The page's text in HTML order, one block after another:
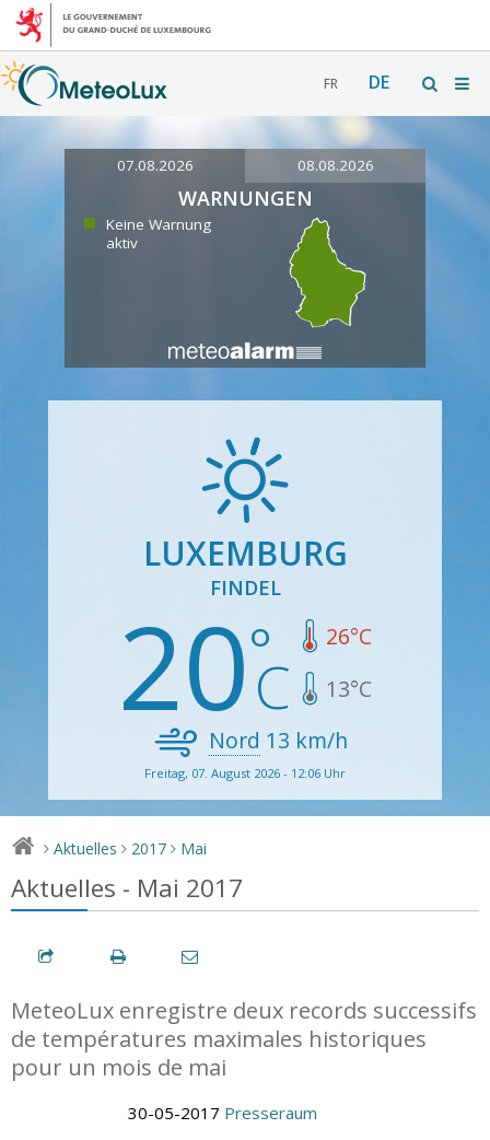
FR DE
07.08.2026 08.08.2026
WARNUNGEN
Keine Warnung
aktiv
LUXEMBURG
FINDEL
20 26°C
13°C
Nord 13 km/h
Freitag, 07. August 2026 - 12:06 Uhr
> Aktuelles > 2017 > Mai
Aktuelles - Mai 2017
MeteoLux enregistre deux records successifs
de températures maximales historiques
pour un mois de mai
30-05-2017 Presseraum